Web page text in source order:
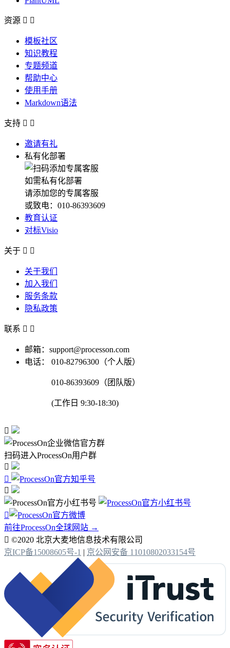
资源  
模板社区
知识教程
专题频道
帮助中心
使用手册
Markdown语法
支持  
邀请有礼
私有化部署
如需私有化部署
请添加您的专属客服
或致电：010-86393609
教育认证
对标Visio
关于  
关于我们
加入我们
服务条款
隐私政策
联系  
邮箱：support@processon.com
电话：
010-82796300（个人版）
010-86393609（团队版）
(工作日 9:30-18:30)

扫码进入ProcessOn用户群




前往ProcessOn全球网站 →
 ©2020 北京大麦地信息技术有限公司
京ICP备15008605号-1 | 京公网安备 11010802033154号